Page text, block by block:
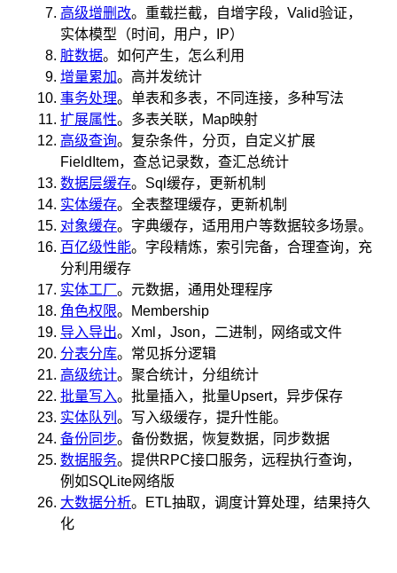
高级增删改。重载拦截，自增字段，Valid验证，
实体模型（时间，用户，IP）
脏数据。如何产生，怎么利用
增量累加。高并发统计
事务处理。单表和多表，不同连接，多种写法
扩展属性。多表关联，Map映射
高级查询。复杂条件，分页，自定义扩展
FieldItem，查总记录数，查汇总统计
数据层缓存。Sql缓存，更新机制
实体缓存。全表整理缓存，更新机制
对象缓存。字典缓存，适用用户等数据较多场景。
百亿级性能。字段精炼，索引完备，合理查询，充
分利用缓存
实体工厂。元数据，通用处理程序
角色权限。Membership
导入导出。Xml，Json，二进制，网络或文件
分表分库。常见拆分逻辑
高级统计。聚合统计，分组统计
批量写入。批量插入，批量Upsert，异步保存
实体队列 。写入级缓存，提升性能。
备份同步。备份数据，恢复数据，同步数据
数据服务。提供RPC接口服务，远程执行查询，
例如SQLite网络版
大数据分析。ETL抽取，调度计算处理，结果持久
化